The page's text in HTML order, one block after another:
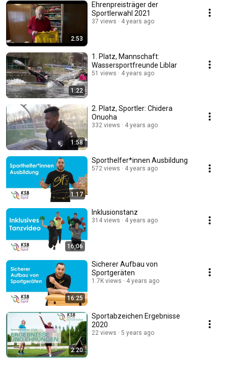
2:53
Ehrenpreisträger der
Sportlerwahl 2021
37 views 4 years ago
1:22
1. Platz, Mannschaft:
Wassersportfreunde Liblar
51 views 4 years ago
1:58
2. Platz, Sportler: Chidera
Onuoha
332 views 4 years ago
1:17
Sporthelfer*innen Ausbildung
572 views 4 years ago
16:06
Inklusionstanz
314 views 4 years ago
16:25
Sicherer Aufbau von
Sportgeräten
1.7K views 4 years ago
2:20
Sportabzeichen Ergebnisse
2020
22 views 5 years ago